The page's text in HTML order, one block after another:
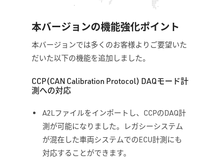
本バージョンの機能強化ポイント
本バージョンでは多くのお客様よりご要望いた
だいた以下の機能を追加しました。
CCP(CAN Calibration Protocol) DAQモード計
測への対応
A2Lファイルをインポートし、CCPのDAQ計
測が可能になりました。レガシーシステム
が混在した車両システムでのECU計測にも
対応することができます。